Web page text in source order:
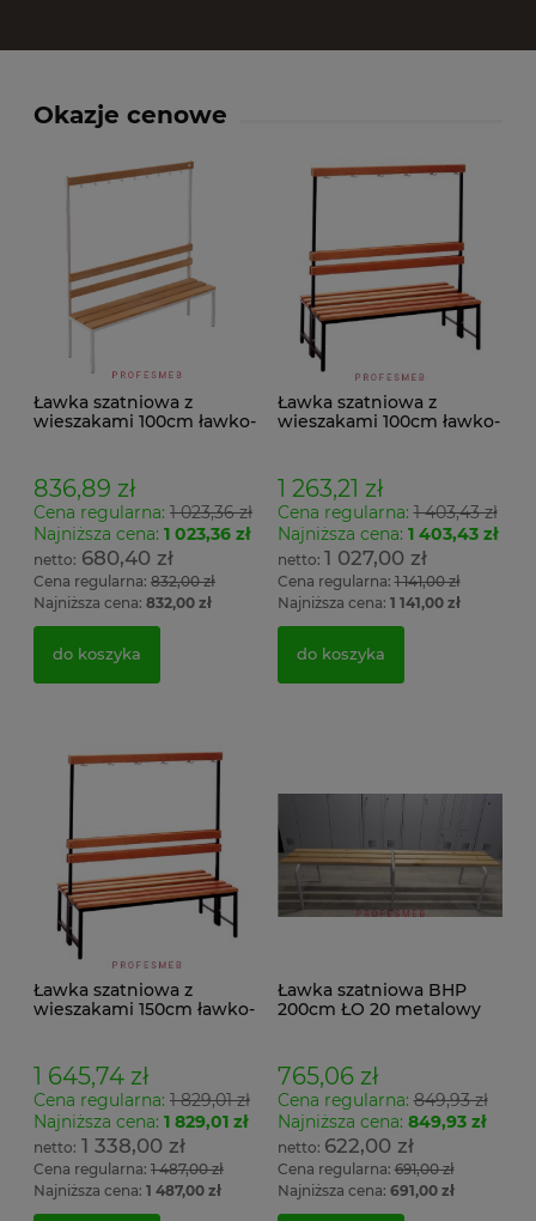
Okazje cenowe
Ławka szatniowa z
wieszakami 100cm ławko-
836,89 zł
Cena regularna: 1 023,36 zł
Najniższa cena: 1 023,36 zł
680,40 zł
Cena regularna: 832,00 zł
Najniższa cena: 832,00 zł
do koszyka
Ławka szatniowa z
wieszakami 100cm ławko-
1 263,21 zł
Cena regularna:1 403,43 zł
Najniższa cena: 1 403,43 zł
1 027,00 zł
Cena regularna:1 141,00 zł
Najniższa cena: 1 141,00 zł
do koszyka
Ławka szatniowa z
wieszakami 150cm ławko-
1 645,74 zł
Cena regularna: 1 829,01 zł
Najniższa cena: 1 829,01 zł
1 338,00 zł
Cena regularna: 1 487,00 zł
Najniższa cena: 1 487,00 zł
Ławka szatniowa BHP
200cm ŁO 20 metalowy
765,06 zł
Cena regularna:849,93 zł
Najniższa cena: 849,93 zł
622,00 zł
Cena regularna:691,00 zł
Najniższa cena: 691,00 zł